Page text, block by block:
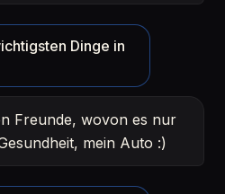
Dinge in
Freunde, wovon es nur
mein Auto :)